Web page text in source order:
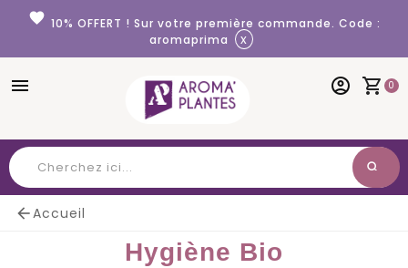
Panneau de gestion des cookies
favorite 10% OFFERT ! Sur votre première commande. Code :
aromaprima
x
menu shopping_cart 0
account_circle
search
Accueil
Hygiène Bio